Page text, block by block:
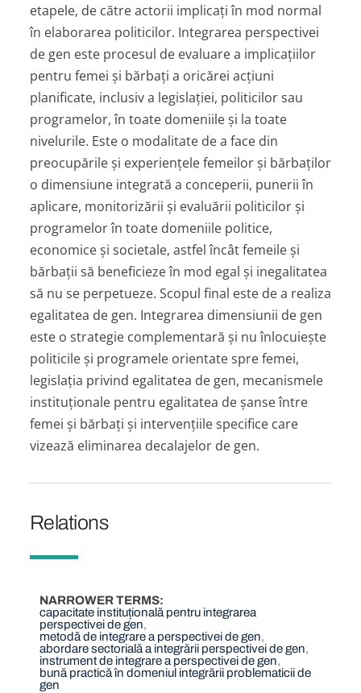
etapele, de către actorii implicați în mod normal
în elaborarea politicilor. Integrarea perspectivei
de gen este procesul de evaluare a implicațiilor
pentru femei și bărbați a oricărei acțiuni
planificate, inclusiv a legislației, politicilor sau
programelor, în toate domeniile și la toate
nivelurile. Este o modalitate de a face din
preocupările și experiențele femeilor și bărbaților
o dimensiune integrată a conceperii, punerii în
aplicare, monitorizării și evaluării politicilor și
programelor în toate domeniile politice,
economice și societale, astfel încât femeile și
bărbații să beneficieze în mod egal și inegalitatea
să nu se perpetueze. Scopul final este de a realiza
egalitatea de gen. Integrarea dimensiunii de gen
este o strategie complementară și nu înlocuiește
politicile și programele orientate spre femei,
legislația privind egalitatea de gen, mecanismele
instituționale pentru egalitatea de șanse între
femei și bărbați și intervențiile specifice care
vizează eliminarea decalajelor de gen.
Relations
NARROWER TERMS
capacitate instituțională pentru integrarea
perspectivei de gen
metodă de integrare a perspectivei de gen
abordare sectorială a integrării perspectivei de gen
instrument de integrare a perspectivei de gen
bună practică în domeniul integrării problematicii de
gen